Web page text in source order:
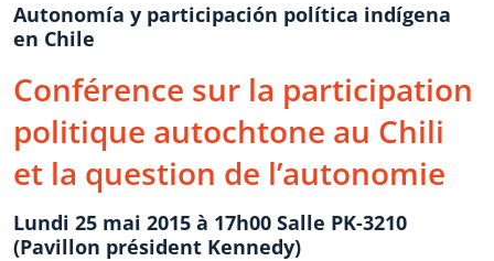
Autonomía y participación política indígena
en Chile
Conférence sur la participation
politique autochtone au Chili
et la question de l’autonomie
Lundi 25 mai 2015 à 17h00 Salle PK-3210
(Pavillon président Kennedy)